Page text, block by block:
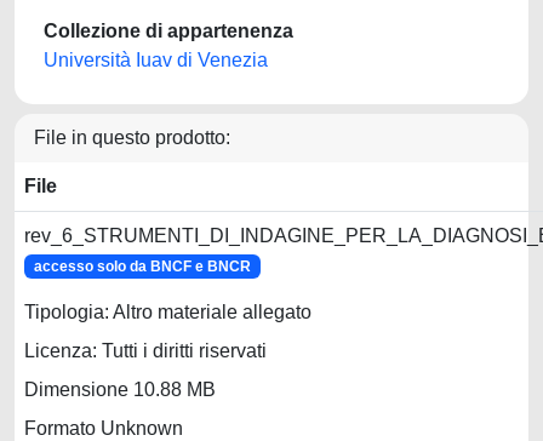
Collezione di appartenenza
Università Iuav di Venezia
File in questo prodotto:
File
accesso solo da BNCF e BNCR
Tipologia: Altro materiale allegato
Licenza: Tutti i diritti riservati
Dimensione 10.88 MB
Formato Unknown